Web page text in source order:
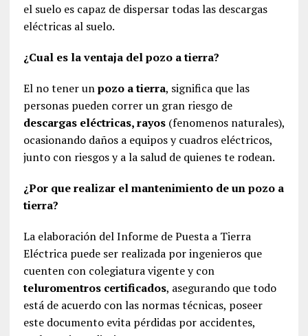
el suelo es capaz de dispersar todas las descargas
eléctricas al suelo.
¿Cual es la ventaja del pozo a tierra?
El no tener unpozo a tierra, significa que las
personas pueden correr un gran riesgo de
descargas eléctricas, rayos(fenomenos naturales),
ocasionando daños a equipos y cuadros eléctricos,
junto con riesgos y a la salud de quienes te rodean.
¿Por que realizar el mantenimiento de un pozo a
tierra?
La elaboración del Informe de Puesta a Tierra
Eléctrica puede ser realizada por ingenieros que
cuenten con colegiatura vigente y con
teluromentros certificados, asegurando que todo
está de acuerdo con las normas técnicas, poseer
este documento evita pérdidas por accidentes,